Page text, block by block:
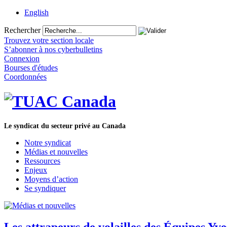
English
Rechercher
Trouvez votre section locale
S’abonner à nos cyberbulletins
Connexion
Bourses d'études
Coordonnées
Le syndicat du secteur privé au Canada
Notre syndicat
Médias et nouvelles
Ressources
Enjeux
Moyens d’action
Se syndiquer